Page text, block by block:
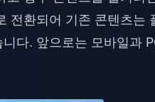
전환되어 기존 콘텐츠는
다. 앞으로는 모바일과